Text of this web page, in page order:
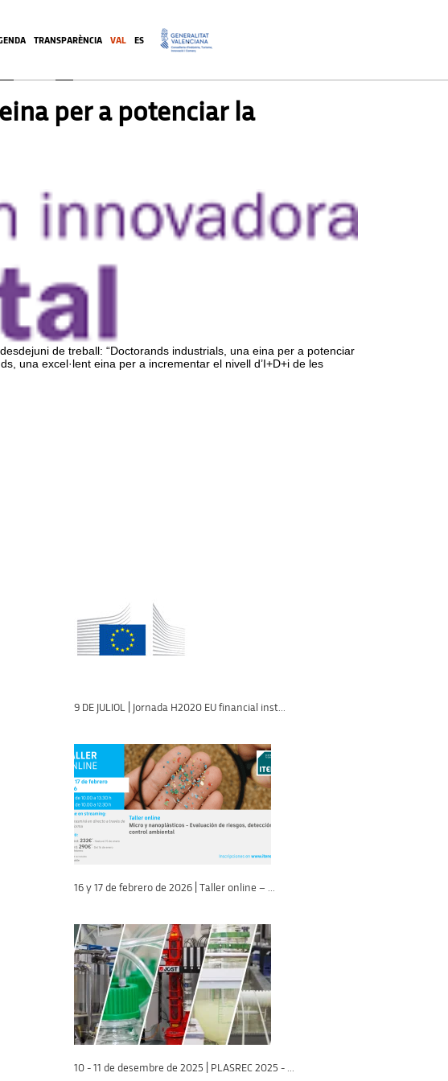
TRANSPARÈNCIA .
VAL ES
per a potenciar la
de treball: “Doctorands industrials, una eina per a potenciar
una excel·lent eina per a incrementar el nivell d’I+D+i de les
9 DE JULIOL | Jornada H2020 EU financial inst...
16 y 17 de febrero de 2026 | Taller online – ...
10 - 11 de desembre de 2025 | PLASREC 2025 - ...